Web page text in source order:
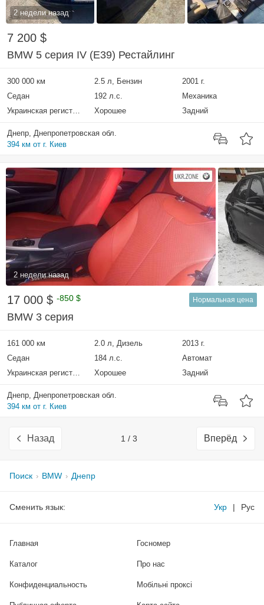
2 недели назад
7 200 $
BMW 5 серия IV (E39) Рестайлинг
300 000 км 2.5 л, Бензин
2001 г.
Седан
192 л.с.
Механика
Украинская регистрация
Хорошее Задний
Днепр, Днепропетровская обл.
394 км от г. Киев
2 недели назад
17 000 $ -850 $ Нормальная цена
BMW 3 серия
161 000 км 2.0 л, Дизель
2013 г.
Седан
184 л.с.
Автомат
Украинская регистрация
Хорошее Задний
Днепр, Днепропетровская обл.
394 км от г. Киев
Назад 1 / 3 Вперёд
Поиск BMW Днепр
Сменить язык: Укр | Рус
Главная
Каталог
Госномер
Про нас
Конфиденциальность Мобільні проксі